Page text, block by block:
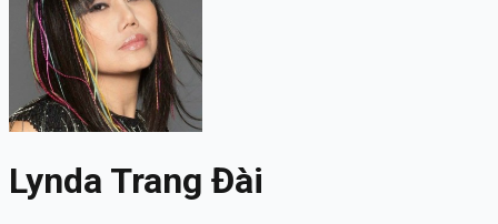
Lynda Trang Đài